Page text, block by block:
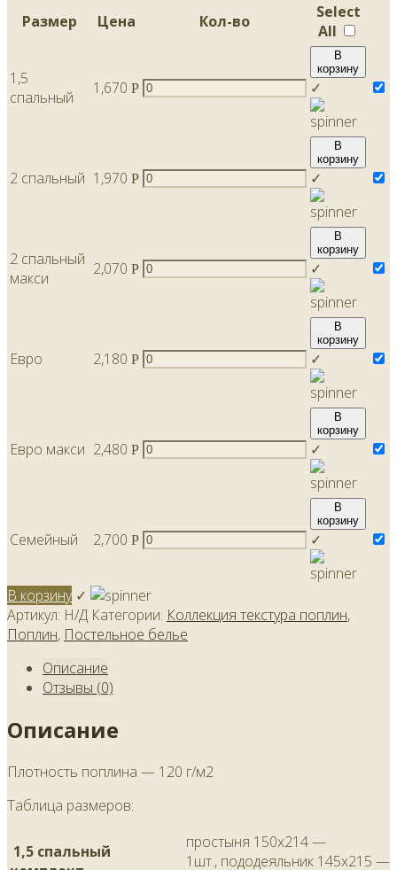
Размер Цена Кол-во
Select
All
1,5
спальный
1,670 Р
В
корзину
✓
2 спальный 1,970 Р
В
корзину
✓
2 спальный
макси
2,070 Р
В
корзину
✓
Евро 2,180 Р
В
корзину
✓
Евро макси 2,480 Р
В
корзину
✓
Семейный 2,700 Р
В
корзину
✓
В корзину ✓
Артикул: Н/Д Категории: Коллекция текстура поплин,
Поплин, Постельное белье
Описание
Отзывы (0)
Описание
Плотность поплина — 120 г/м2
Таблица размеров:
1,5 спальный
простыня 150х214 —
1шт., пододеяльник 145х215 —